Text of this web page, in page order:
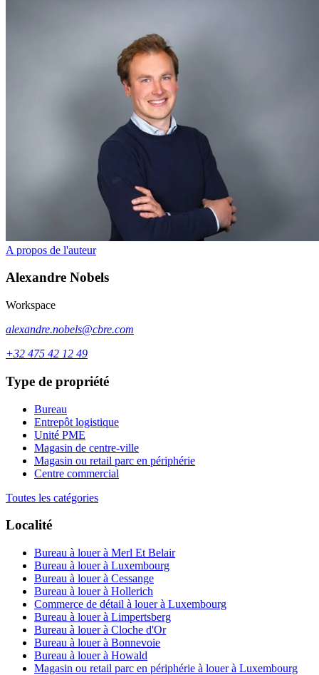
A propos de l'auteur
Alexandre Nobels
Workspace
alexandre.nobels@cbre.com
+32 475 42 12 49
Type de propriété
Bureau
Entrepôt logistique
Unité PME
Magasin de centre-ville
Magasin ou retail parc en périphérie
Centre commercial
Toutes les catégories
Localité
Bureau à louer à Merl Et Belair
Bureau à louer à Luxembourg
Bureau à louer à Cessange
Bureau à louer à Hollerich
Commerce de détail à louer à Luxembourg
Bureau à louer à Limpertsberg
Bureau à louer à Cloche d'Or
Bureau à louer à Bonnevoie
Bureau à louer à Howald
Magasin ou retail parc en périphérie à louer à Luxembourg